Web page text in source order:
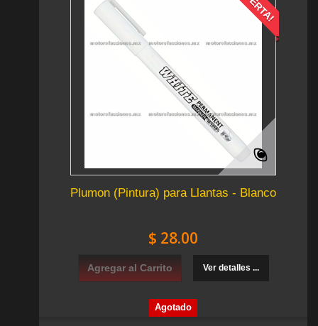
Plumon (Pintura) para Llantas - Blanco
$ 28.00
Agregar al Carrito Ver detalles ...
Agotado